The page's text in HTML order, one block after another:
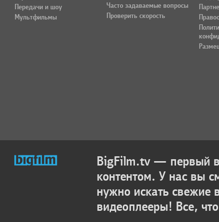
Передачи и шоу
Мультфильмы
Часто задаваемые вопросы
Проверить скорость
BigFilm.tv — первый
контентом. У нас вы
нужно искать свежие
видеоплееры! Все,